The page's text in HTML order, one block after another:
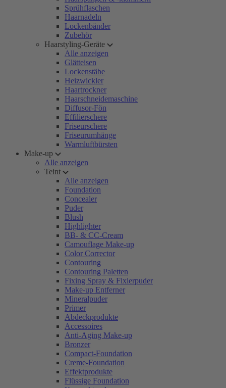
Sprühflaschen
Haarnadeln
Lockenbänder
Zubehör
Haarstyling-Geräte
Alle anzeigen
Glätteisen
Lockenstäbe
Heizwickler
Haartrockner
Haarschneidemaschine
Diffusor-Fön
Effilierschere
Friseurschere
Friseurumhänge
Warmluftbürsten
Make-up
Alle anzeigen
Teint
Alle anzeigen
Foundation
Concealer
Puder
Blush
Highlighter
BB- & CC-Cream
Camouflage Make-up
Color Corrector
Contouring
Contouring Paletten
Fixing Spray & Fixierpuder
Make-up Entferner
Mineralpuder
Primer
Abdeckprodukte
Accessoires
Anti-Aging Make-up
Bronzer
Compact-Foundation
Creme-Foundation
Effektprodukte
Flüssige Foundation